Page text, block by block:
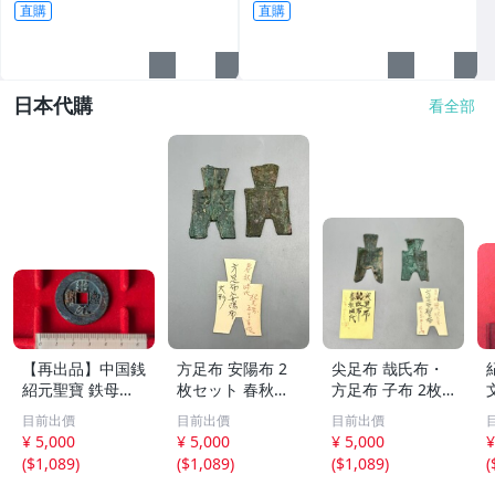
直購 直購
日本代購 看全部
【再出品】中国銭
紹元聖寶 鉄母
銭？
目前出價
¥ 5,000
($1,089)
方足布 安陽布 2
枚セット 春秋戦
国時代 中国古代
銭貨 布貨 布幣 銅
銭 古銭 コレクシ
ョン 貨幣
目前出價
¥ 5,000
($1,089)
尖足布 哉氏布・
方足布 子布 2枚
セット 中国戦国
古銭 布幣 古銭 貨
布 貨幣
目前出價
¥ 5,000
($1,089)
(